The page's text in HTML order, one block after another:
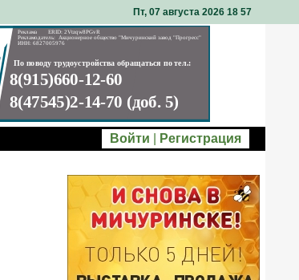
Пт, 07 августа 2026 18: 57
Войти Регистрация